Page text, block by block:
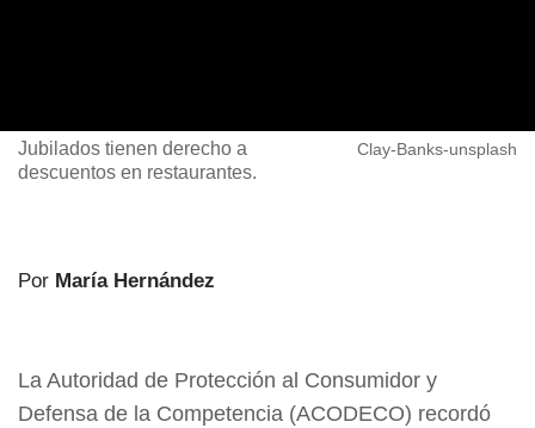
Jubilados tienen derecho a
descuentos en restaurantes.
Clay-Banks-unsplash
Por María Hernández
La Autoridad de Protección al Consumidor y
Defensa de la Competencia (ACODECO) recordó